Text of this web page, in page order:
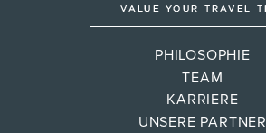
PHILOSOPHIE
TEAM
KARRIERE
UNSERE PARTNER